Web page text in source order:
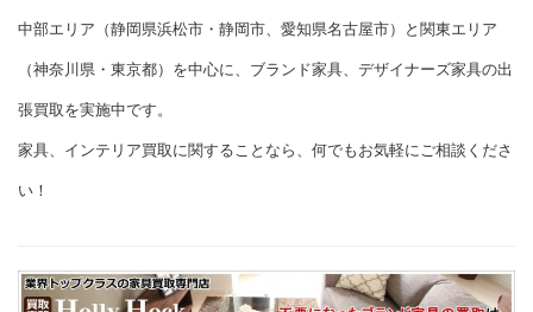
中部エリア（静岡県浜松市・静岡市、愛知県名古屋市）と関東エリア
（神奈川県・東京都）を中心に、ブランド家具、デザイナーズ家具の出
張買取を実施中です。
家具、インテリア買取に関することなら、何でもお気軽にご相談くださ
い！